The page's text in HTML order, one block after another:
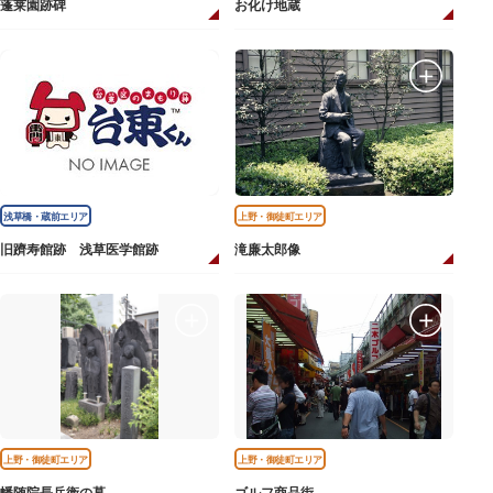
蓬莱園跡碑 お化け地蔵
浅草橋・蔵前エリア
旧躋寿館跡 浅草医学館跡
上野・御徒町エリア
滝廉太郎像
上野・御徒町エリア 上野・御徒町エリア